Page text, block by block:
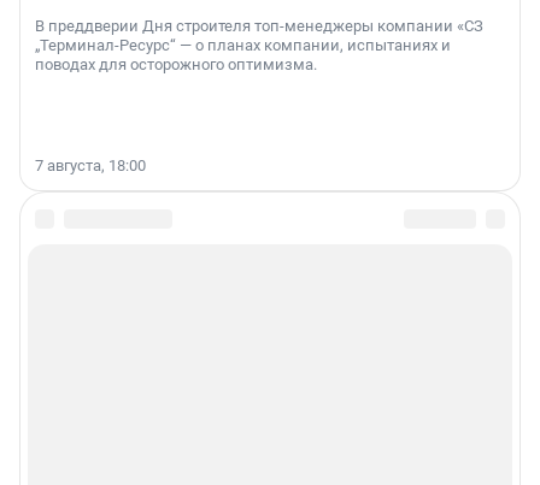
В преддверии Дня строителя топ-менеджеры компании «СЗ
„Терминал-Ресурс“ — о планах компании, испытаниях и
поводах для осторожного оптимизма.
7 августа, 18:00